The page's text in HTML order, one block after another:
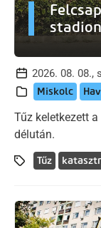
2026. 08. 08.,
Miskolc
Tűz keletkezett
délután.
Tűz